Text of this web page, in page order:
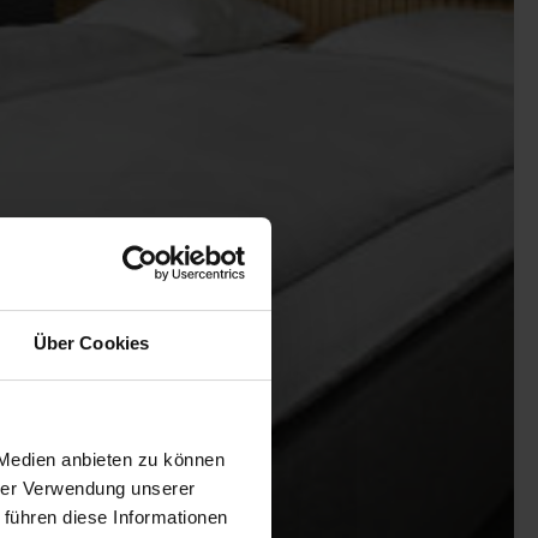
Über Cookies
anbieten zu können
Verwendung unserer
diese Informationen